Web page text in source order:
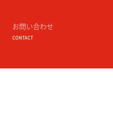
お問い合わせ
CONTACT